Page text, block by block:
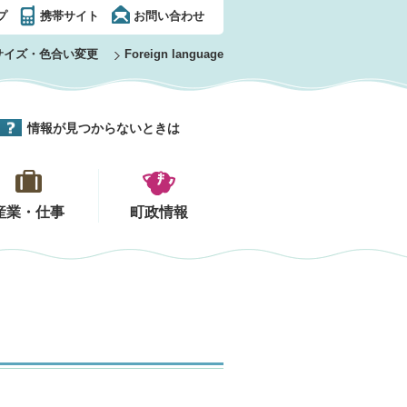
携帯サイト お問い合わせ
イズ・色合い変更 Foreign language
情報が見つからないときは
業・仕事 町政情報